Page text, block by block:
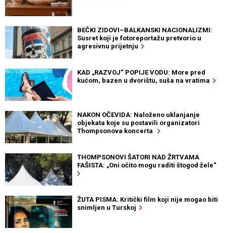
BEČKI ZIDOVI–BALKANSKI NACIONALIZMI:
Susret koji je fotoreportažu pretvorio u
agresivnu prijetnju
KAD „RAZVOJ“ POPIJE VODU: More pred
kućom, bazen u dvorištu, suša na vratima
NAKON OČEVIDA: Naloženo uklanjanje
objekata koje su postavili organizatori
Thompsonova koncerta
THOMPSONOVI ŠATORI NAD ŽRTVAMA
FAŠISTA: „Oni očito mogu raditi štogod žele“
ŽUTA PISMA: Kritički film koji nije mogao biti
snimljen u Turskoj